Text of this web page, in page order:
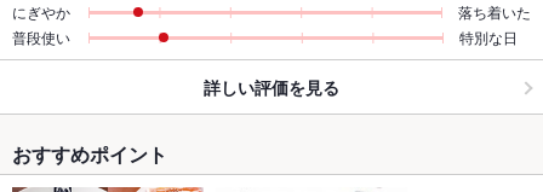
にぎやか
落ち着いた
普段使い
特別な日
詳しい評価を見る
おすすめポイント